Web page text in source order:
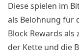
Diese spielen im
als Belohnung für
Block Rewards
der Kette und die